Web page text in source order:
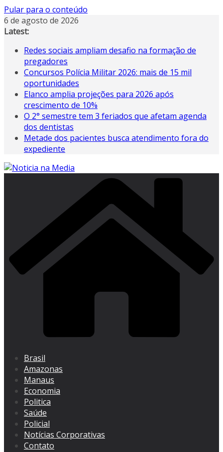
Pular para o conteúdo
6 de agosto de 2026
Latest:
Redes sociais ampliam desafio na formação de
pregadores
Concursos Polícia Militar 2026: mais de 15 mil
oportunidades
Elanco amplia projeções para 2026 após
crescimento de 10%
O 2° semestre tem 3 feriados que afetam agenda
dos dentistas
Metade dos pacientes busca atendimento fora do
expediente
Brasil
Amazonas
Manaus
Economia
Politica
Saúde
Policial
Notícias Corporativas
Contato